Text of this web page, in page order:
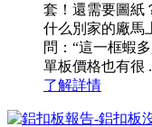
套！還需要圖紙
什么別家的廠馬
問：“這一框蝦
單板價格也有很
了解詳情